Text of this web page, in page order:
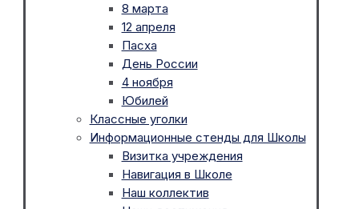
8 марта
12 апреля
Пасха
День России
4 ноября
Юбилей
Классные уголки
Информационные стенды для Школы
Визитка учреждения
Навигация в Школе
Наш коллектив